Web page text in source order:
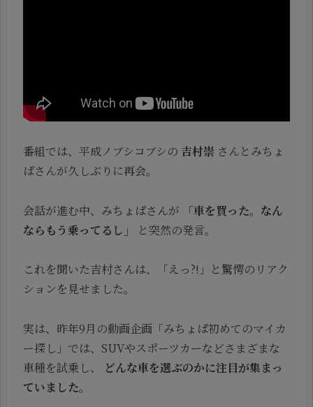
番組では、平成ノブシコブシの 吉村崇 さんとみちょ
ぱさんが久しぶりに再会。
会話が進む中、みちょぱさんが
「車を買った。なん
ならもう乗ってるし」
と突然の発言。
これを聞いた吉村さんは、「えっ?!」と驚愕のリアク
ションを見せました。
実は、昨年9月の動画企画「みちょぱ初めてのマイカ
ー探し」では、SUVやスポーツカーなどさまざまな
車種を試乗し、
どんな車を選ぶのかに注目が集まっ
ていました。